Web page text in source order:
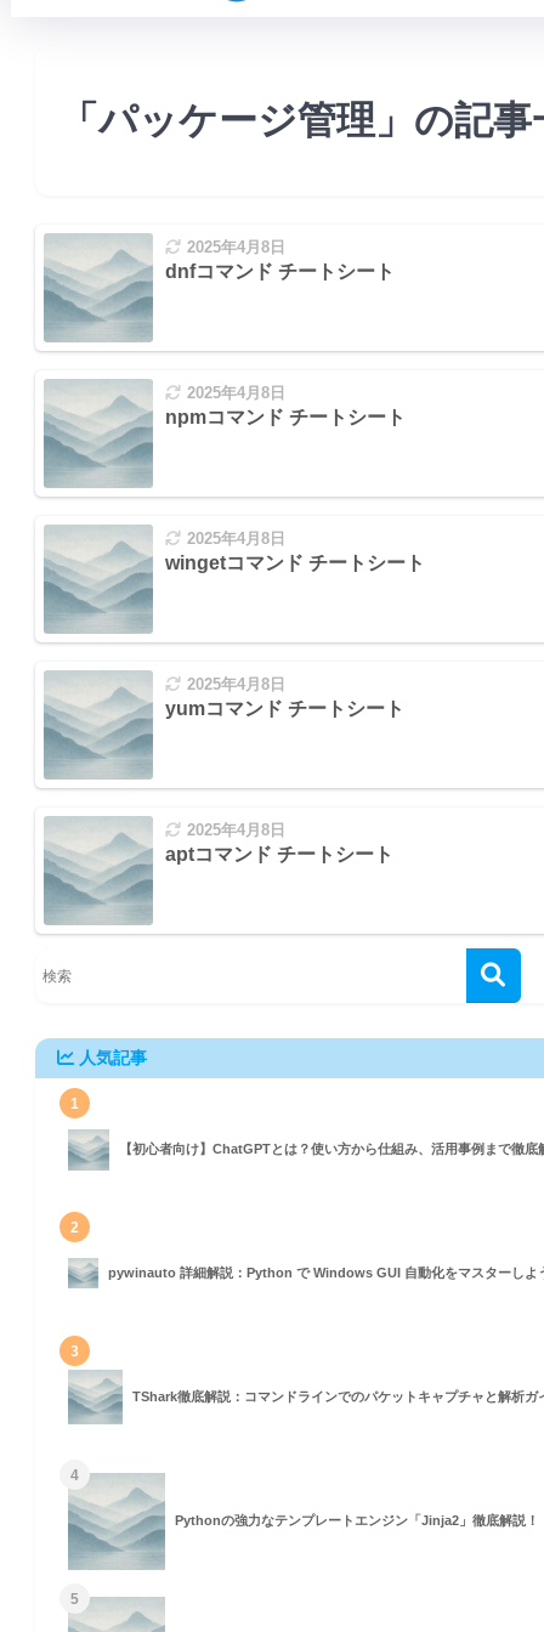
ジ一覧
の検索
インストール
ーバージョンアップなど)
「パッケージ管理」の記事
2025年4月8日
dnfコマンド チートシート
2025年4月8日
npmコマンド チートシート
2025年4月8日
wingetコマンド チートシート
2025年4月8日
yumコマンド チートシート
2025年4月8日
aptコマンド チートシート
人気記事
1
【初心者向け】ChatGPTとは？使い方から仕組み、活用事例まで徹底
2
pywinauto 詳細解説：Python で Windows GUI 自動化をマスターしよ
3
TShark徹底解説：コマンドラインでのパケットキャプチャと解析ガ
4
Pythonの強力なテンプレートエンジン「Jinja2」徹底解説！
5